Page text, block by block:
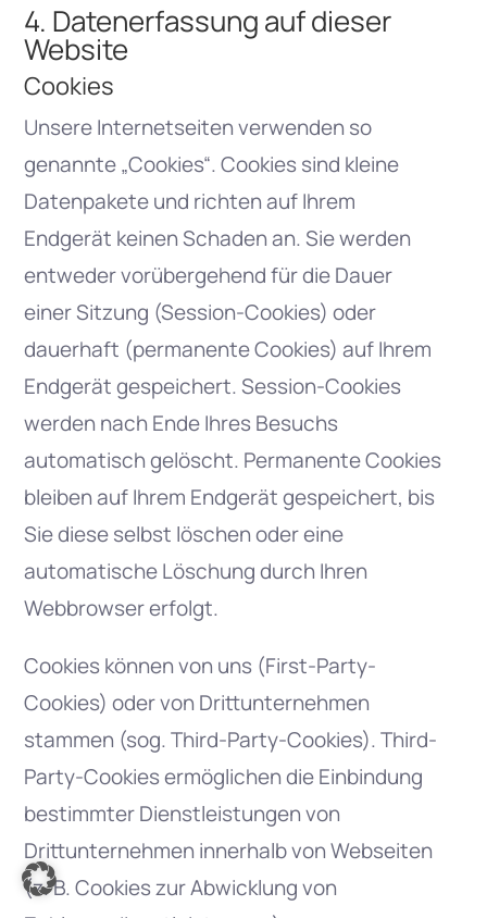
4. Datenerfassung auf dieser
Website
Cookies
Unsere Internetseiten verwenden so
genannte „Cookies“. Cookies sind kleine
Datenpakete und richten auf Ihrem
Endgerät keinen Schaden an. Sie werden
entweder vorübergehend für die Dauer
einer Sitzung (Session-Cookies) oder
dauerhaft (permanente Cookies) auf Ihrem
Endgerät gespeichert. Session-Cookies
werden nach Ende Ihres Besuchs
automatisch gelöscht. Permanente Cookies
bleiben auf Ihrem Endgerät gespeichert, bis
Sie diese selbst löschen oder eine
automatische Löschung durch Ihren
Webbrowser erfolgt.
Cookies können von uns (First-Party-
Cookies) oder von Drittunternehmen
stammen (sog. Third-Party-Cookies). Third-
Party-Cookies ermöglichen die Einbindung
bestimmter Dienstleistungen von
Drittunternehmen innerhalb von Webseiten
(z. B. Cookies zur Abwicklung von